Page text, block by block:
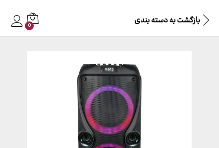
بازگشت بهدسته بندی 0